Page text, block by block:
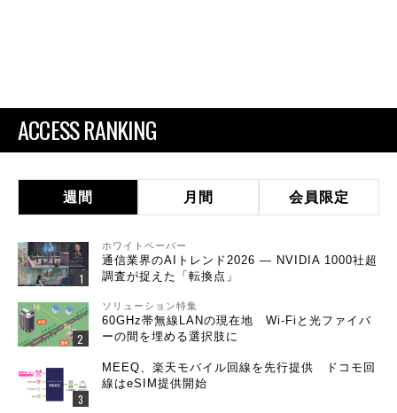
ACCESS RANKING
週間 月間 会員限定
ホワイトペーパー
通信業界のAIトレンド2026 ― NVIDIA 1000社超
調査が捉えた「転換点」
ソリューション特集
60GHz帯無線LANの現在地 Wi-Fiと光ファイバ
ーの間を埋める選択肢に
MEEQ、楽天モバイル回線を先行提供 ドコモ回
線はeSIM提供開始